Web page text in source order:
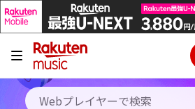
キャンペーン
料金プラン
使い方 ご